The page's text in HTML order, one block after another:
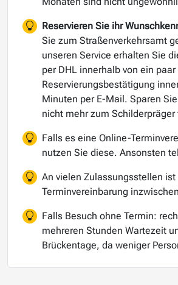
Reservieren Sie ihr
Sie zum Straßenverkehrsamt
unseren Service erhalten Sie
per DHL innerhalb von ein
Reservierungsbestätigung
Minuten per E-Mail. Sparen
nicht mehr zum Schilderpräger
Falls es eine Online-
nutzen Sie diese. Ansonsten
An vielen Zulassungsstellen ist
Terminvereinbarung
Falls Besuch ohne Termin:
mehreren Stunden Wartezeit
Brückentage, da weniger